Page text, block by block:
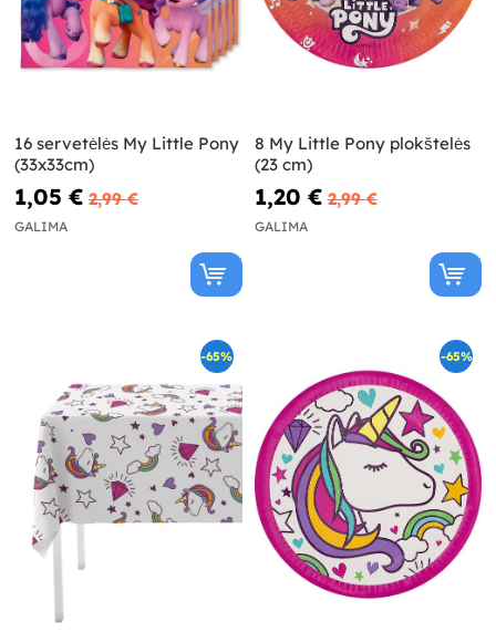
16 servetėlės My Little Pony
(33x33cm)
1,05 € 2,99 €
GALIMA
8 My Little Pony plokštelės
(23 cm)
1,20 € 2,99 €
GALIMA
-65% -65%